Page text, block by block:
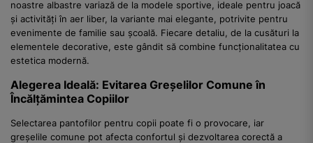
noastre albastre variază de la modele sportive, ideale pentru joacă
și activități în aer liber, la variante mai elegante, potrivite pentru
evenimente de familie sau școală. Fiecare detaliu, de la cusături la
elementele decorative, este gândit să combine funcționalitatea cu
estetica modernă.
Alegerea Ideală: Evitarea Greșelilor Comune în
Încălțămintea Copiilor
Selectarea pantofilor pentru copii poate fi o provocare, iar
greșelile comune pot afecta confortul și dezvoltarea corectă a